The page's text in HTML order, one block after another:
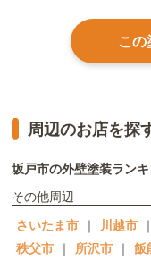
こ
周辺のお店を探
坂戸市の外壁塗装ラン
その他周辺
さいたま市 ｜ 川越市 ｜
秩父市 ｜ 所沢市 ｜ 飯